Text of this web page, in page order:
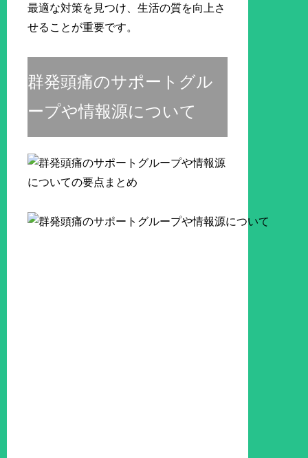
最適な対策を見つけ、生活の質を向上さ
せることが重要です。
群発頭痛のサポートグル
ープや情報源について